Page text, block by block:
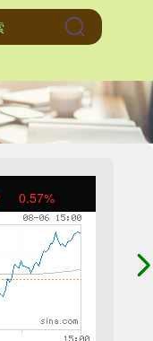
0.57%